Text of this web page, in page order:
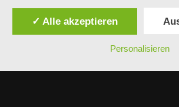
✓ Alle akzeptieren
Personalisieren